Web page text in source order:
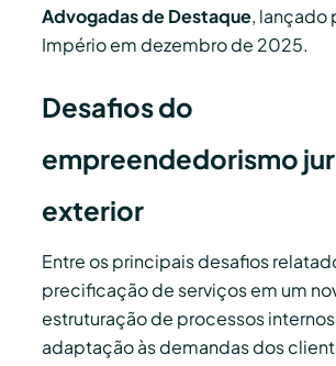
Advogadas de Destaque, lançado
Impérioem dezembro de 2025.
Desafios do
empreendedorismo
exterior
Entre os principais desafios
precificação de serviços em um
estruturação de processos internos
adaptação às demandas dos